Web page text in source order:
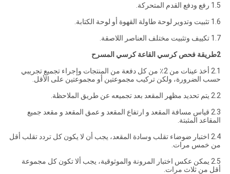
1.5 رفع ودفع القدم المتحركة.
1.6 تثبيت وتدوير لوحة طاولة القهوة أو لوحة الكتابة.
1.7 تكييف وتثبيت مختلف العناصر اللاصقة.
2طريقة فحص كرسي القاعة كرسي المسرح
2.1 أخذ عينات من 2٪ من كل دفعة من المنتجات وإجراء تجميع تجريبي
حسب الضرورة، ولكن تركيب مجموعتين أو مجموعتين على الأقل.
2.2 يتم تحديد مظهر المقعد بعد تجميعه عن طريق الملاحظة.
2.3 قياس مسافة المقعد و ارتفاع المقعد و عمق المقعد و مقعد جميع
المقاعد المثبتة.
2.4 اختبار ضوضاء تقلب وسادة المقعد، يجب أن لا يكون كل تردد تقلب أقل
من خمس مرات.
2.5 يمكن عكس اختبار المرونة والموثوقية، يجب ألا تكون كل مجموعة
أقل من ثلاث مرات.